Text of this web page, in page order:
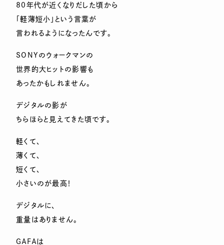
80年代が近くなりだした頃から
「軽薄短小」という言葉が
言われるようになったんです。
SONYのウォークマンの
世界的大ヒットの影響も
あったかもしれません。
デジタルの影が
ちらほらと見えてきた頃です。
軽くて、
薄くて、
短くて、
小さいのが最高！
デジタルに、
重量はありません。
ＧＡＦＡは